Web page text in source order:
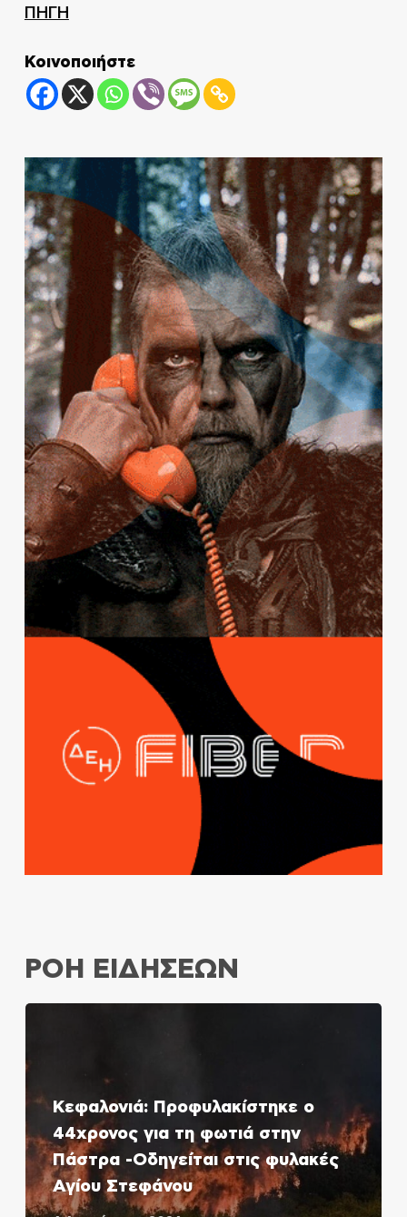
ΠΗΓΗ
Κοινοποιήστε
ΡΟΗ ΕΙΔΗΣΕΩΝ
Κεφαλονιά: Προφυλακίστηκε ο
44χρονος για τη φωτιά στην
Πάστρα -Οδηγείται στις φυλακές
Αγίου Στεφάνου